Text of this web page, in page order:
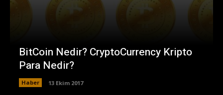
BitCoin Nedir? CryptoCurrency Kripto
Para Nedir?
Haber 13 Ekim 2017